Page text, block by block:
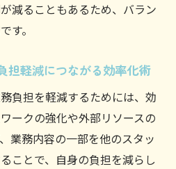
減ることもあるため、バラン
す。
担軽減につながる効率化術
負担を軽減するためには、効
ークの強化や外部リソースの
業務内容の一部を他のスタッ
ことで、自身の負担を減らし